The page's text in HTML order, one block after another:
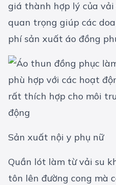
giá thành hợp lý của
quan trọng giúp các
phí sản xuất áo đồng
Sản xuất nội y phụ nữ
Quần lót làm từ vải su
tôn lên đường cong mà